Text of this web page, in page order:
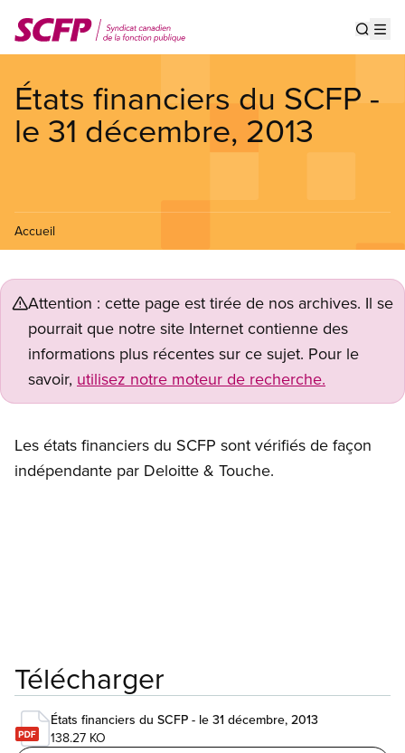
au
contenu
principal
États financiers du SCFP -
le 31 décembre, 2013
Accueil
Attention : cette page est tirée de nos archives. Il se
pourrait que notre site Internet contienne des
informations plus récentes sur ce sujet. Pour le
savoir, utilisez notre moteur de recherche.
Les états financiers du SCFP sont vérifiés de façon
indépendante par Deloitte & Touche.
Télécharger
États financiers du SCFP - le 31 décembre, 2013
138.27 KO